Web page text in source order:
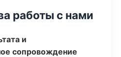
работы с нами
и
сопровождение